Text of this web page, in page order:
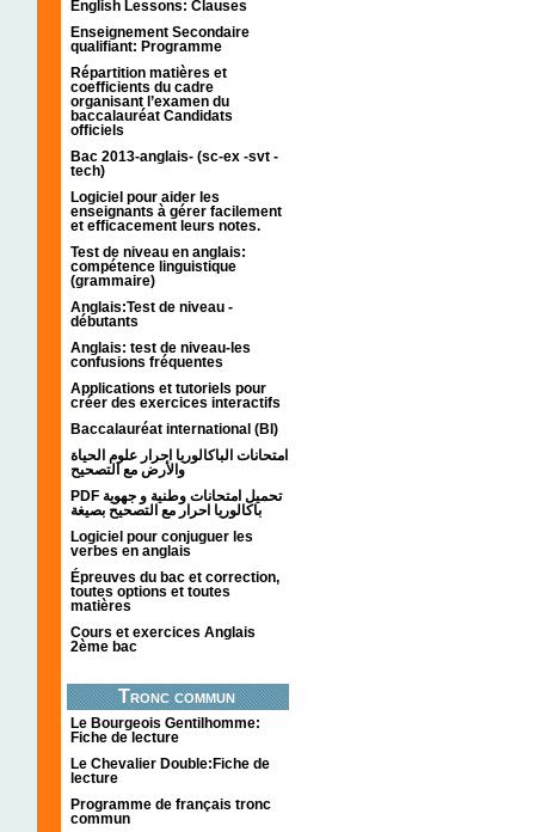
English Lessons: Clauses
Enseignement Secondaire
qualifiant: Programme
Répartition matières et
coefficients du cadre
organisant l’examen du
baccalauréat Candidats
officiels
Bac 2013-anglais- (sc-ex -svt -
tech)
Logiciel pour aider les
enseignants à gérer facilement
et efficacement leurs notes.
Test de niveau en anglais:
compétence linguistique
(grammaire)
Anglais:Test de niveau -
débutants
Anglais: test de niveau-les
confusions fréquentes
Applications et tutoriels pour
créer des exercices interactifs
Baccalauréat international (BI)
امتحانات الباكالوريا احرار علوم الحياة
والأرض مع التصحيح
PDF تحميل امتحانات وطنية و جهوية
باكالوريا احرار مع التصحيح بصيغة
Logiciel pour conjuguer les
verbes en anglais
Épreuves du bac et correction,
toutes options et toutes
matières
Cours et exercices Anglais
2ème bac
Tronc commun
Le Bourgeois Gentilhomme:
Fiche de lecture
Le Chevalier Double:Fiche de
lecture
Programme de français tronc
commun